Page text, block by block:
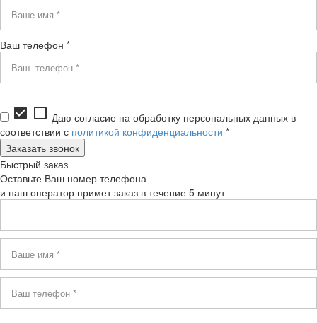
Ваш телефон *
check_box check_box_outline_blank Даю согласие на обработку персональных данных в
соответствии с политикой конфиденциальности *
Быстрый заказ
Оставьте Ваш номер телефона
и наш оператор примет заказ в течение 5 минут